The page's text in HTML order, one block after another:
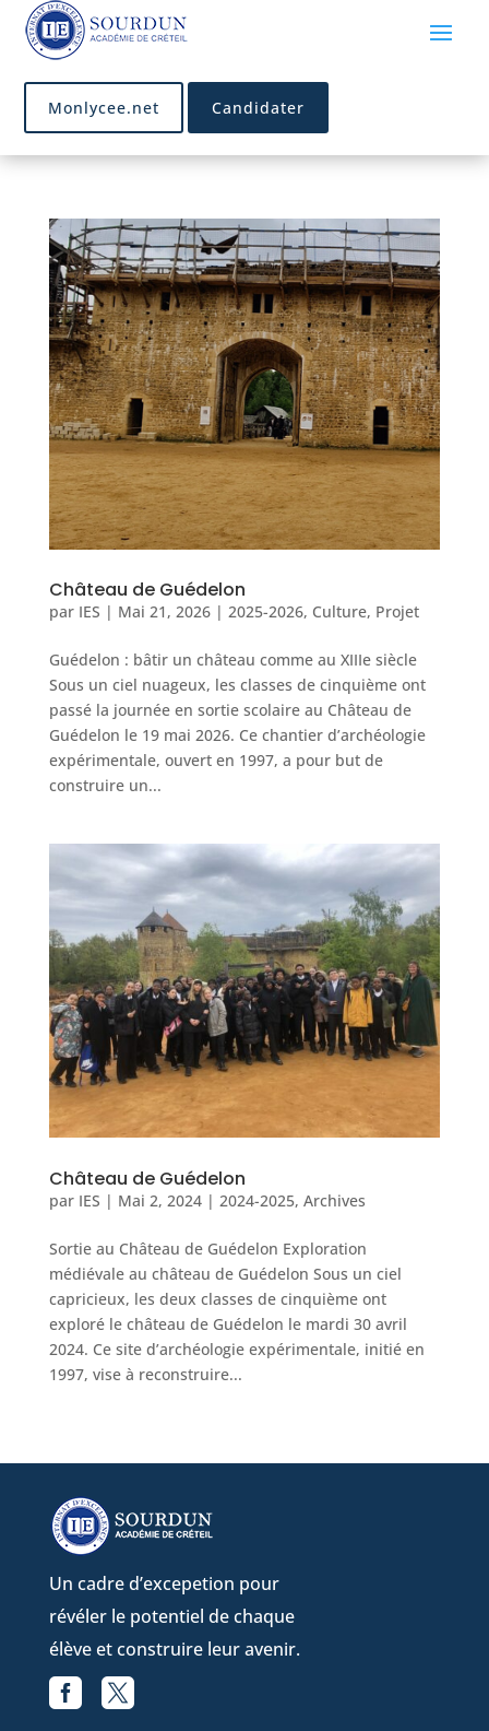
Candidater
Monlycee.net
Château de Guédelon
par IES | Mai 21, 2026| 2025-2026, Culture, Projet
Guédelon : bâtir un château comme au XIIIe siècle
Sous un ciel nuageux, les classes de cinquième ont
passé la journée en sortie scolaire au Château de
Guédelon le 19 mai 2026. Ce chantier d’archéologie
expérimentale, ouvert en 1997, a pour but de
construire un...
Château de Guédelon
par IES | Mai 2, 2024| 2024-2025, Archives
Sortie au Château de Guédelon Exploration
médiévale au château de Guédelon Sous un ciel
capricieux, les deux classes de cinquième ont
exploré le château de Guédelon le mardi 30 avril
2024. Ce site d’archéologie expérimentale, initié en
1997, vise à reconstruire...
Un cadre d’excepetion pour
révéler le potentiel de chaque
élève et construire leur avenir.
 Facebook
